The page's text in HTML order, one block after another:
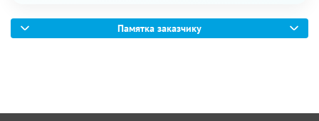
Памятка заказчику